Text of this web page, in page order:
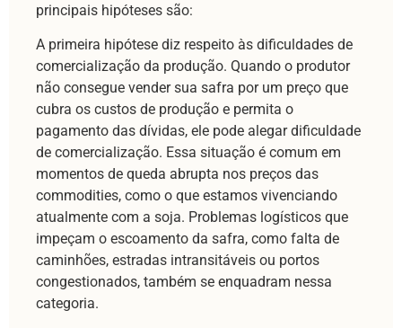
principais hipóteses são:
A primeira hipótese diz respeito às dificuldades de
comercialização da produção. Quando o produtor
não consegue vender sua safra por um preço que
cubra os custos de produção e permita o
pagamento das dívidas, ele pode alegar dificuldade
de comercialização. Essa situação é comum em
momentos de queda abrupta nos preços das
commodities, como o que estamos vivenciando
atualmente com a soja. Problemas logísticos que
impeçam o escoamento da safra, como falta de
caminhões, estradas intransitáveis ou portos
congestionados, também se enquadram nessa
categoria.